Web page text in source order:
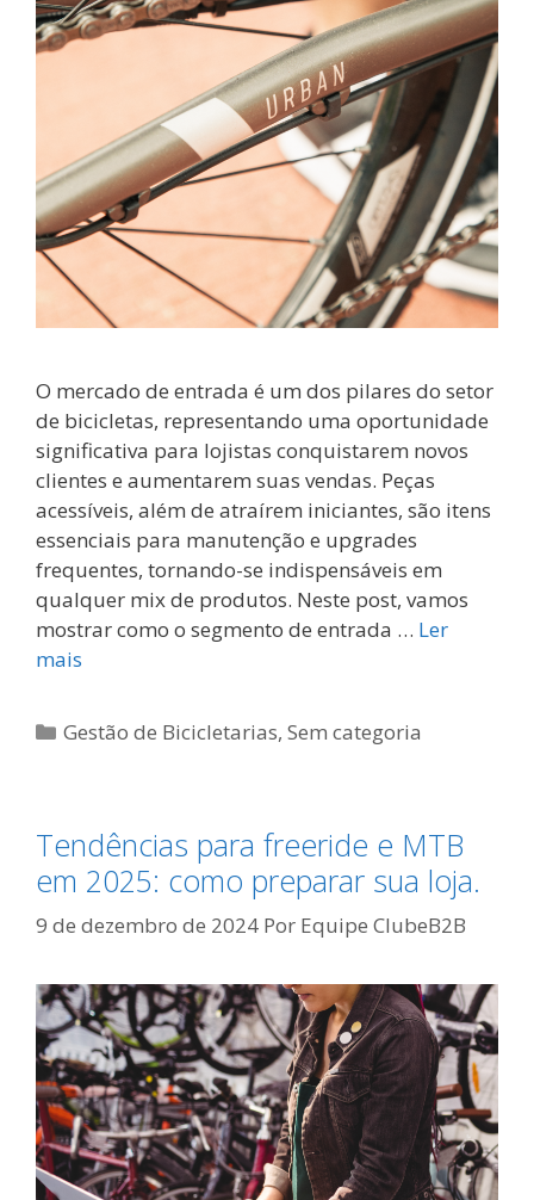
O mercado de entrada é um dos pilares do setor
de bicicletas, representando uma oportunidade
significativa para lojistas conquistarem novos
clientes e aumentarem suas vendas. Peças
acessíveis, além de atraírem iniciantes, são itens
essenciais para manutenção e upgrades
frequentes, tornando-se indispensáveis em
qualquer mix de produtos. Neste post, vamos
mostrar como o segmento de entrada … Ler
mais
Categorias
Gestão de Bicicletarias,Sem categoria
Tendências para freeride e MTB
em 2025: como preparar sua loja.
9 de dezembro de 2024 Por Equipe ClubeB2B